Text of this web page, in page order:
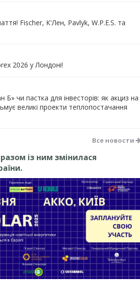
Fischer, К'Лен, Pavlyk, W.P.E.S. та
2026 у Лондоні!
Б» чи пастка для інвесторів: як акциз на
великі проекти теплопостачання
Все новости
разом із ним змінилася